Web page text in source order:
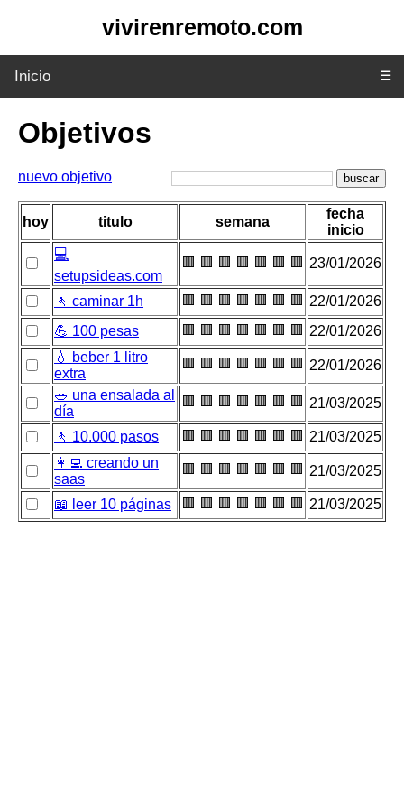
vivirenremoto.com
Inicio ☰
Objetivos
buscar
nuevo objetivo
hoy titulo semana
fecha
inicio
💻
setupsideas.com
🟥 🟥 🟥 🟥 🟥 🟥 🟥 23/01/2026
🚶 caminar 1h 🟥 🟥 🟥 🟥 🟥 🟥 🟥 22/01/2026
💪 100 pesas
🟥 🟥 🟥 🟥 🟥 🟥 🟥 22/01/2026
💧 beber 1 litro
extra
🟥 🟥 🟥 🟥 🟥 🟥 🟥 22/01/2026
🥗 una ensalada al
día
🟥 🟥 🟥 🟥 🟥 🟥 🟥 21/03/2025
🚶 10.000 pasos 🟥 🟥 🟥 🟥 🟥 🟥 🟥 21/03/2025
👩‍💻 creando un
saas
🟥 🟥 🟥 🟥 🟥 🟥 🟥 21/03/2025
📖 leer 10 páginas 🟥 🟥 🟥 🟥 🟥 🟥 🟥 21/03/2025